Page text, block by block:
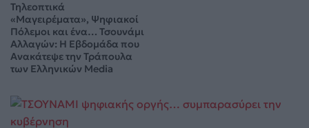
Τηλεοπτικά
«Μαγειρέματα», Ψηφιακοί
Πόλεμοι και ένα… Τσουνάμι
Αλλαγών: Η Εβδομάδα που
Ανακάτεψε την Τράπουλα
των Ελληνικών Media